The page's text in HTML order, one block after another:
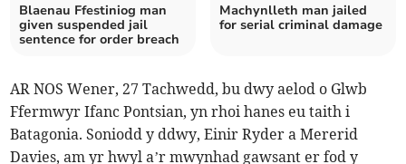
Blaenau Ffestiniog man
given suspended jail
sentence for order breach
Machynlleth man jailed
for serial criminal damage
AR NOS Wener, 27 Tachwedd, bu dwy aelod o Glwb
Ffermwyr Ifanc Pontsian, yn rhoi hanes eu taith i
Batagonia. Soniodd y ddwy, Einir Ryder a Mererid
Davies, am yr hwyl a’r mwynhad gawsant er fod y